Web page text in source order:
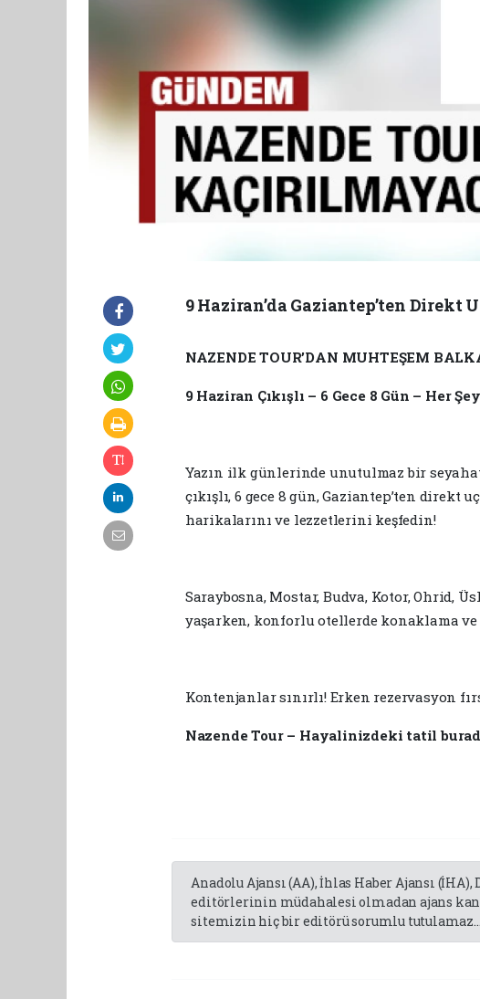
9 Haziran’da Gaziantep’ten Direkt
NAZENDE TOUR’DAN MUHTEŞEM
9 Haziran Çıkışlı – 6 Gece 8 Gün – Her
Yazın ilk günlerinde unutulmaz bir
çıkışlı, 6 gece 8 gün, Gaziantep’ten
harikalarını ve lezzetlerini keşfedin!
Saraybosna, Mostar, Budva, Kotor, Ohrid,
yaşarken, konforlu otellerde konaklama ve
Kontenjanlar sınırlı! Erken rezervasyon
Nazende Tour – Hayalinizdeki tatil
Anadolu Ajansı (AA), İhlas Haber Ajansı
editörlerinin müdahalesi olmadan ajans
sitemizin hiç bir editörü sorumlu tutulamaz...